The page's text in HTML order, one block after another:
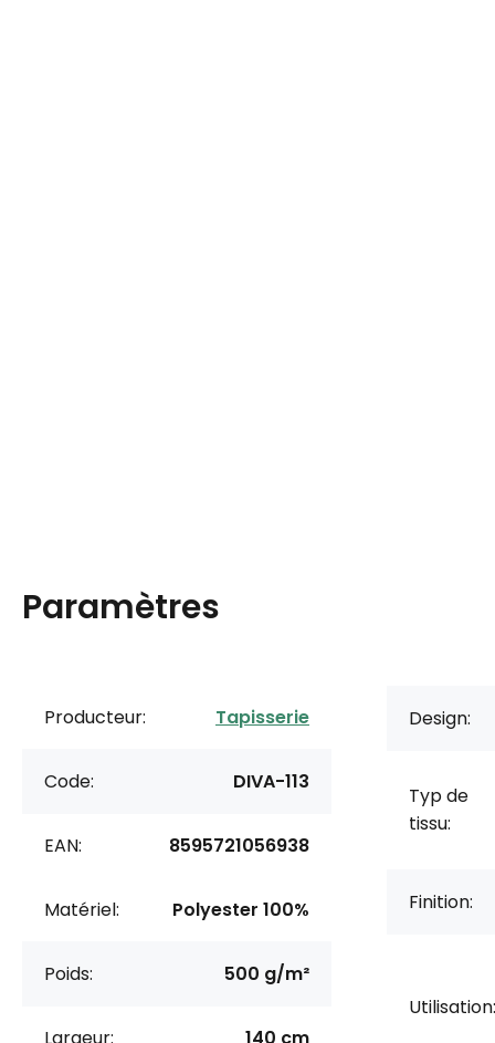
Paramètres
Producteur: Tapisserie
Code: DIVA-113
EAN: 8595721056938
Matériel: Polyester 100%
Poids: 500 g/m²
Largeur: 140 cm
Design:
Typ de
tissu:
Finition:
Utilisation: